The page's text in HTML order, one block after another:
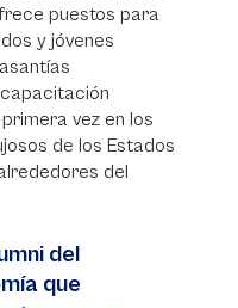
puestos para
y jóvenes
vez en los
de los Estados
del
del
que